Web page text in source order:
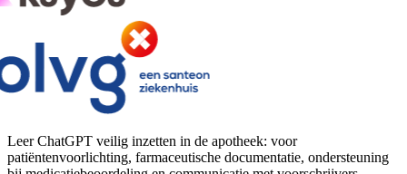
Leer ChatGPT veilig inzetten in de apotheek: voor
patiëntenvoorlichting, farmaceutische documentatie, ondersteuning